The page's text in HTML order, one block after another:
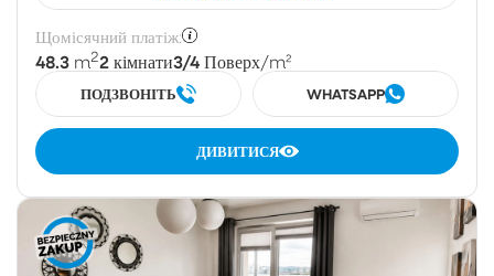
Щомісячний платіж:
48.3 m22 кімнати3/4 Поверх/m²
ПОДЗВОНІТЬ WHATSAPP
ДИВИТИСЯ